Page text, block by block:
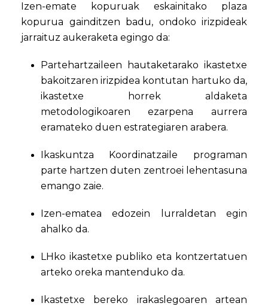
Izen-emate kopuruak eskainitako plaza
kopurua gainditzen badu, ondoko irizpideak
jarraituz aukeraketa egingo da:
Partehartzaileen hautaketarako ikastetxe
bakoitzaren irizpidea kontutan hartuko da,
ikastetxe horrek aldaketa
metodologikoaren ezarpena aurrera
eramateko duen estrategiaren arabera.
Ikaskuntza Koordinatzaile programan
parte hartzen duten zentroei lehentasuna
emango zaie.
Izen-ematea edozein lurraldetan egin
ahalko da.
LHko ikastetxe publiko eta kontzertatuen
arteko oreka mantenduko da.
Ikastetxe bereko irakaslegoaren artean